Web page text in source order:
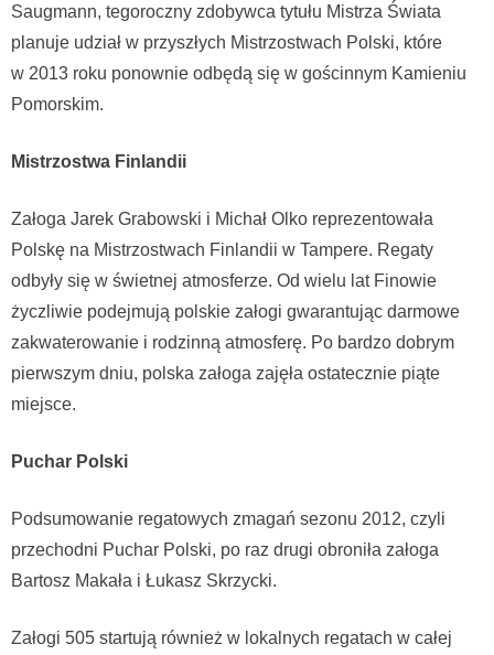
Saugmann, tegoroczny zdobywca tytułu Mistrza Świata
planuje udział w przyszłych Mistrzostwach Polski, które
w 2013 roku ponownie odbędą się w gościnnym Kamieniu
Pomorskim.
Mistrzostwa Finlandii
Załoga Jarek Grabowski i Michał Olko reprezentowała
Polskę na Mistrzostwach Finlandii w Tampere. Regaty
odbyły się w świetnej atmosferze. Od wielu lat Finowie
życzliwie podejmują polskie załogi gwarantując darmowe
zakwaterowanie i rodzinną atmosferę. Po bardzo dobrym
pierwszym dniu, polska załoga zajęła ostatecznie piąte
miejsce.
Puchar Polski
Podsumowanie regatowych zmagań sezonu 2012, czyli
przechodni Puchar Polski, po raz drugi obroniła załoga
Bartosz Makała i Łukasz Skrzycki.
Załogi 505 startują również w lokalnych regatach w całej